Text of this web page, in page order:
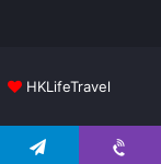
HKLifeTravel